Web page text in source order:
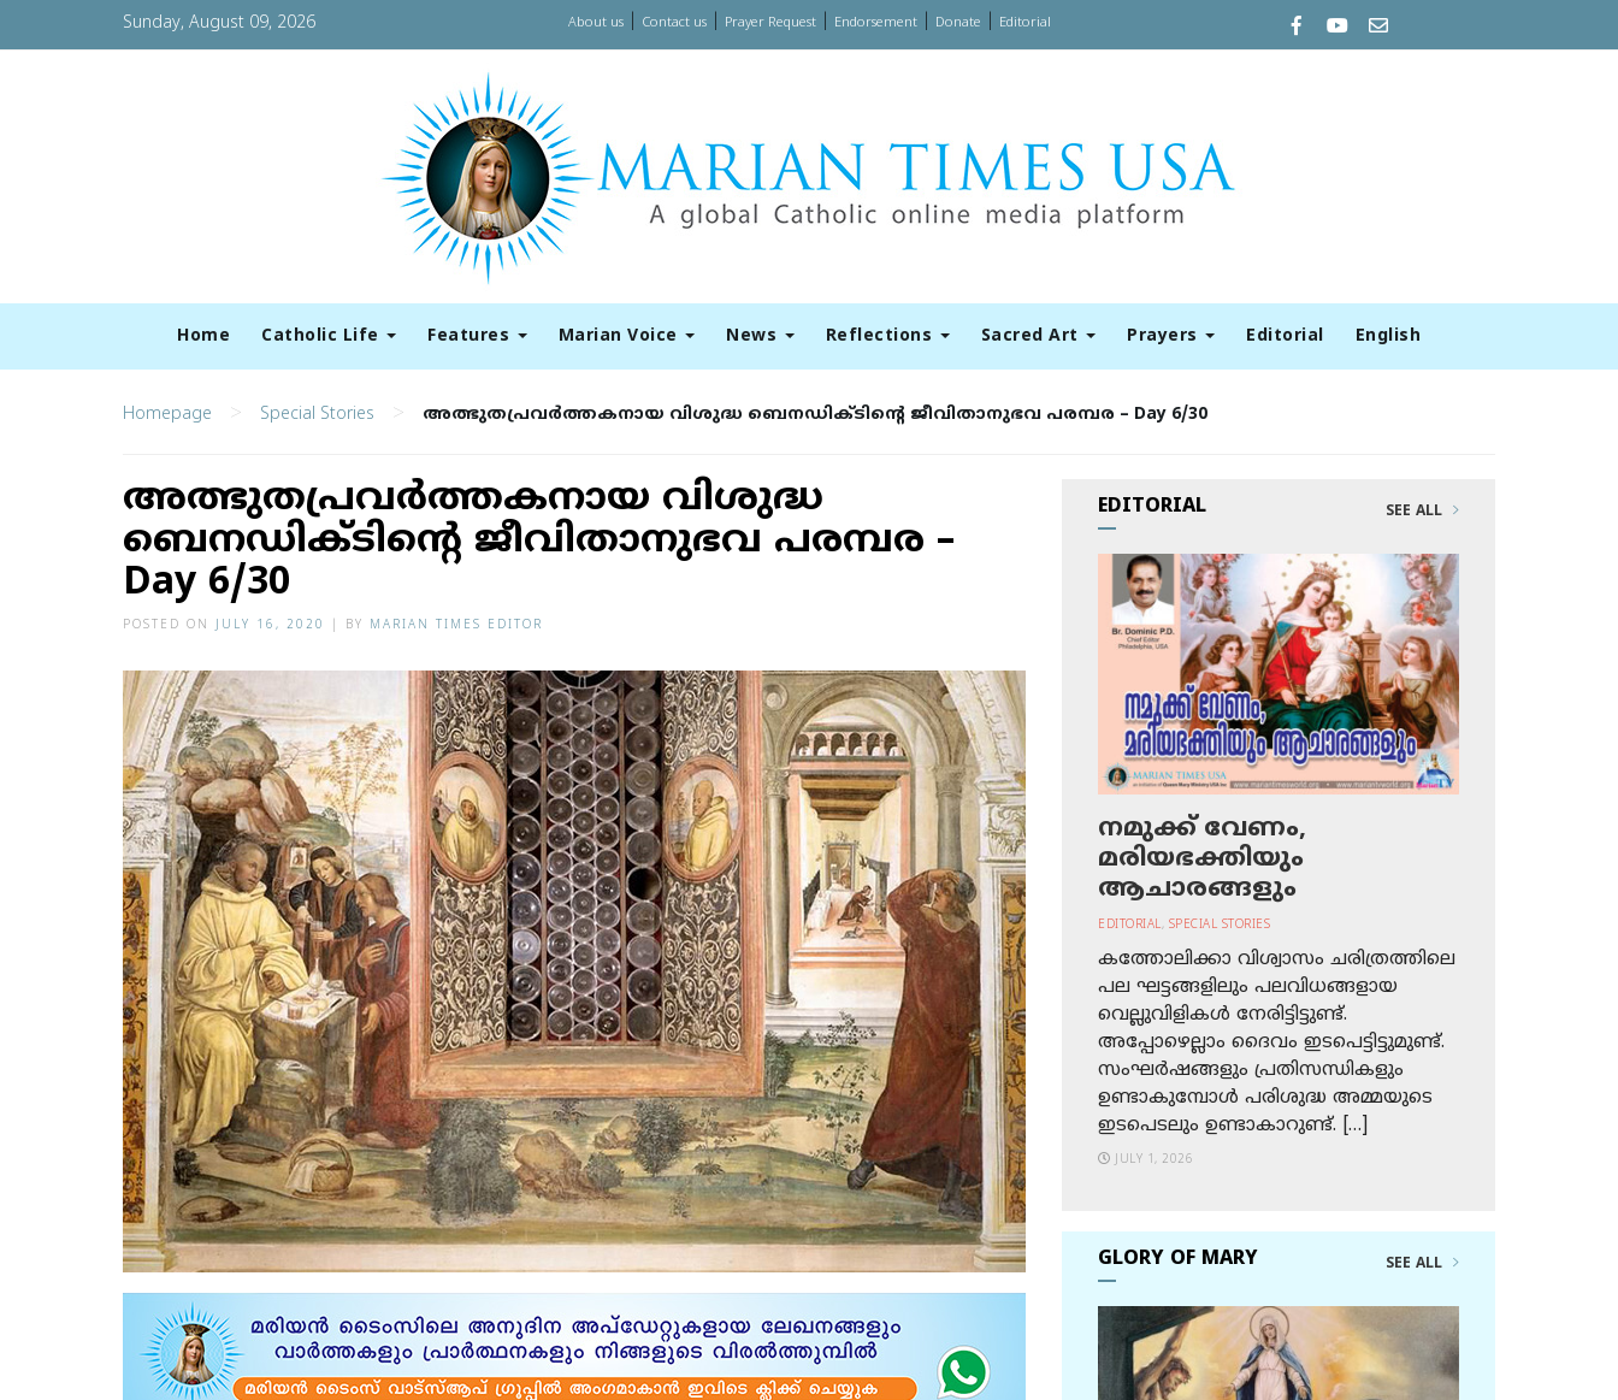
Sunday, August 09, 2026 About us| Contact us| Prayer Request| Endorsement| Donate Editorial
Home Catholic Life Features Marian Voice News Reflections Sacred Art Prayers Editorial English
Homepage > Special Stories > അത്ഭുതപ്രവര്‍ത്തകനായ വിശുദ്ധ ബെനഡിക്ടിന്റെ ജീവിതാനുഭവ പരമ്പര – Day 6/30
അത്ഭുതപ്രവര്‍ത്തകനായ വിശുദ്ധ
ബെനഡിക്ടിന്റെ ജീവിതാനുഭവ പരമ്പര –
Day 6/30
POSTED ON JULY 16, 2020 BY MARIAN TIMES EDITOR
EDITORIAL SEE ALL
നമുക്ക് വേണം,
മരിയഭക്തിയും
ആചാരങ്ങളും
EDITORIAL, SPECIAL STORIES
കത്തോലിക്കാ വിശ്വാസം ചരിത്രത്തിലെ
പല ഘട്ടങ്ങളിലും പലവിധങ്ങളായ
വെല്ലുവിളികള്‍ നേരിട്ടിട്ടുണ്ട്.
അപ്പോഴെല്ലാം ദൈവം ഇടപെട്ടിട്ടുമുണ്ട്.
സംഘര്‍ഷങ്ങളും പ്രതിസന്ധികളും
ഉണ്ടാകുമ്പോള്‍ പരിശുദ്ധ അമ്മയുടെ
ഇടപെടലും ഉണ്ടാകാറുണ്ട്. […]
JULY 1, 2026
GLORY OF MARY SEE ALL